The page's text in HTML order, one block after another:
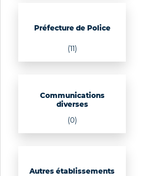
Préfecture de Police
(11)
Communications
diverses
(0)
Autres établissements